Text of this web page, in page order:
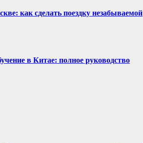
как сделать поездку незабываемой
в Китае: полное руководство